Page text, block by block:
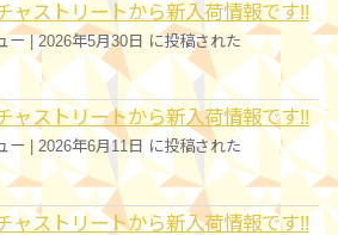
ャストリートから新入荷情報です!!
ー| 2026年5月30日 に投稿された
ャストリートから新入荷情報です!!
ー |2026年6月11日 に投稿された
ャストリートから新入荷情報です!!